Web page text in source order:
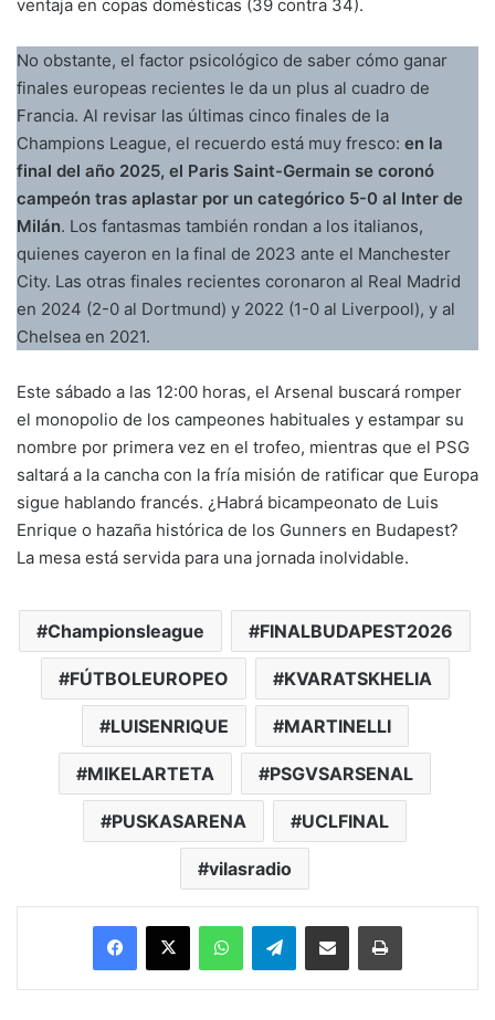
ventaja en copas domésticas (39 contra 34).
No obstante, el factor psicológico de saber cómo ganar
finales europeas recientes le da un plus al cuadro de
Francia. Al revisar las últimas cinco finales de la
Champions League, el recuerdo está muy fresco: en la
final del año 2025, el Paris Saint-Germain se coronó
campeón tras aplastar por un categórico 5-0 al Inter de
Milán. Los fantasmas también rondan a los italianos,
quienes cayeron en la final de 2023 ante el Manchester
City. Las otras finales recientes coronaron al Real Madrid
en 2024 (2-0 al Dortmund) y 2022 (1-0 al Liverpool), y al
Chelsea en 2021.
Este sábado a las 12:00 horas, el Arsenal buscará romper
el monopolio de los campeones habituales y estampar su
nombre por primera vez en el trofeo, mientras que el PSG
saltará a la cancha con la fría misión de ratificar que Europa
sigue hablando francés. ¿Habrá bicampeonato de Luis
Enrique o hazaña histórica de los Gunners en Budapest?
La mesa está servida para una jornada inolvidable.
Championsleague FINALBUDAPEST2026
FÚTBOLEUROPEO KVARATSKHELIA
LUISENRIQUE MARTINELLI
MIKELARTETA PSGVSARSENAL
PUSKASARENA UCLFINAL
vilasradio
Facebook
X WhatsAppTelegramEnviar vía email Imprimir